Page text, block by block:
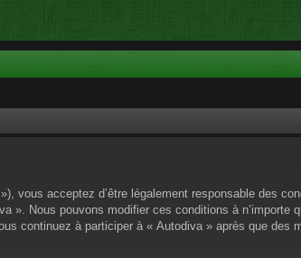
vous acceptez d’être légalement responsable des
». Nous pouvons modifier ces conditions à n’importe
continuez à participer à « Autodiva » après que des